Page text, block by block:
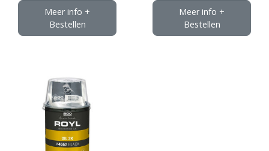
Meer info +
Bestellen
Meer info +
Bestellen